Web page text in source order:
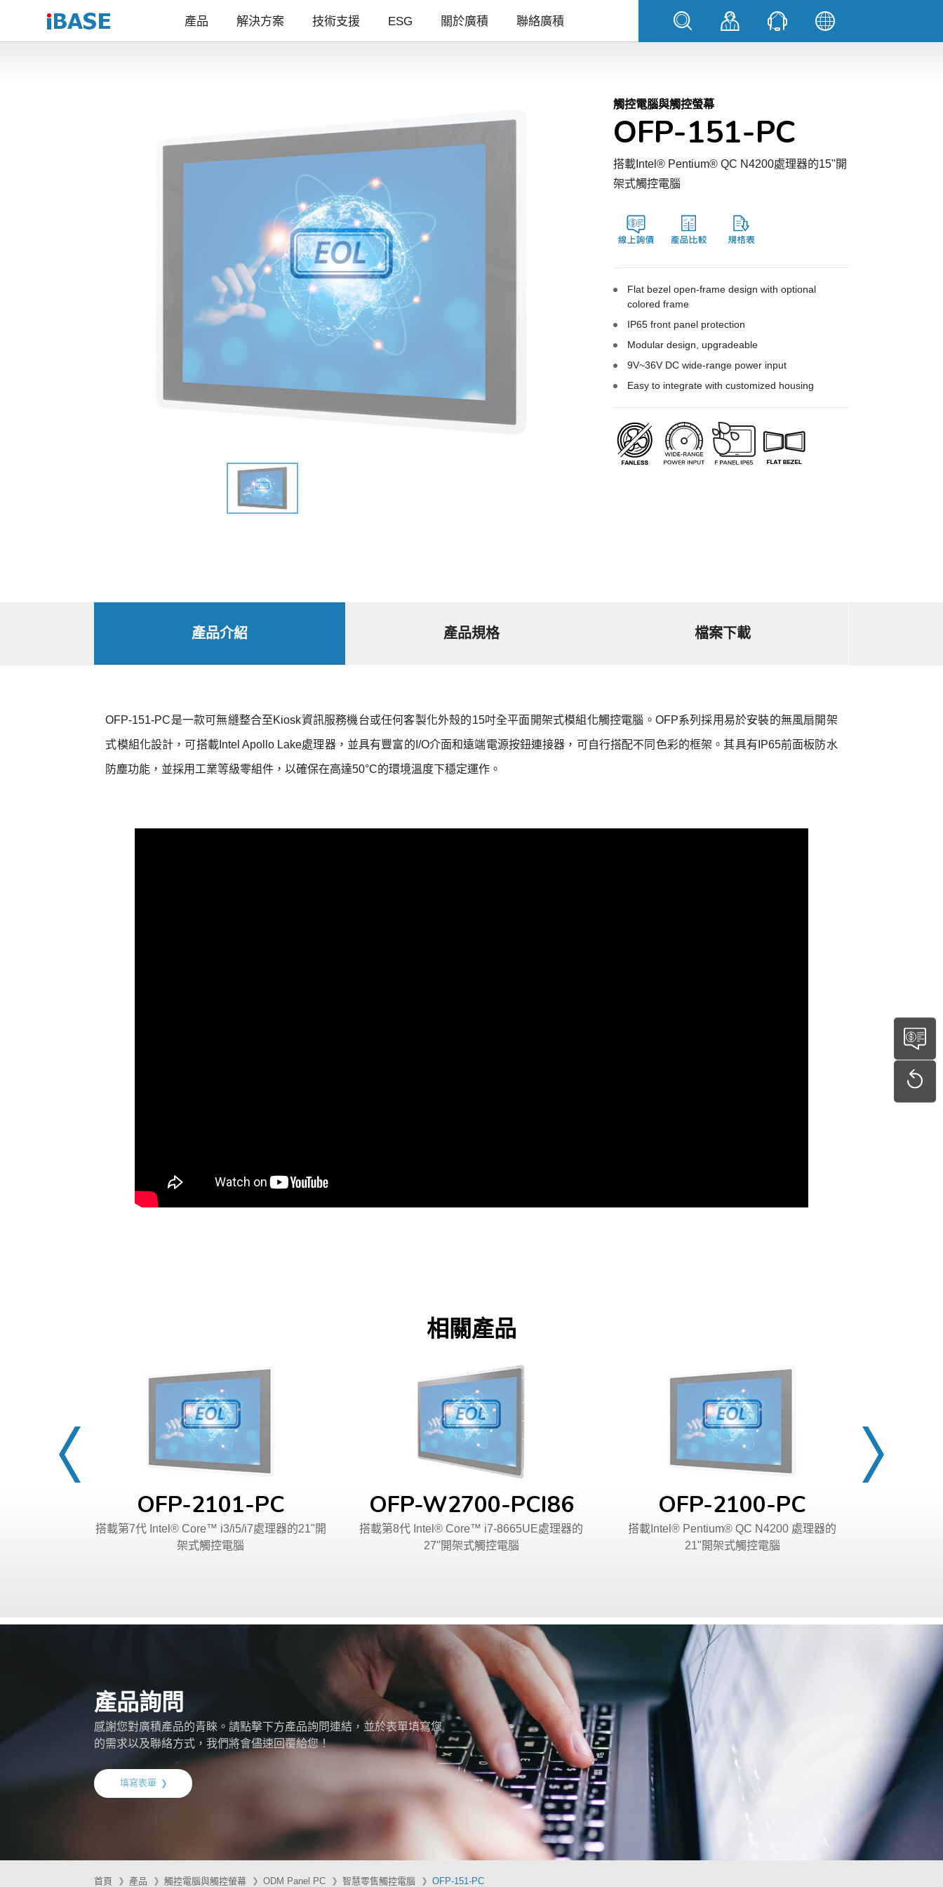
產品 解決方案 技術支援 ESG 關於廣積 聯絡廣積
觸控電腦與觸控螢幕
OFP-151-PC
搭載Intel® Pentium® QC N4200處理器的15"開
架式觸控電腦
Flat bezel open-frame design with optional
colored frame
IP65 front panel protection
Modular design, upgradeable
9V~36V DC wide-range power input
Easy to integrate with customized housing
產品介紹 產品規格 檔案下載
OFP-151-PC是一款可無縫整合至Kiosk資訊服務機台或任何客製化外殼的15吋全平面開架式模組化觸控電腦。OFP系列採用易於安裝的無風扇開架
式模組化設計，可搭載Intel Apollo Lake處理器，並具有豐富的I/O介面和遠端電源按鈕連接器，可自行搭配不同色彩的框架。其具有IP65前面板防水
防塵功能，並採用工業等級零組件，以確保在高達50°C的環境溫度下穩定運作。
相關產品
OFP-2101-PC
搭載第7代 Intel® Core™ i3/i5/i7處理器的21"開
架式觸控電腦
OFP-W2700-PCI86
搭載第8代 Intel® Core™ i7-8665UE處理器的
27"開架式觸控電腦
OFP-2100-PC
搭載Intel® Pentium® QC N4200 處理器的
21"開架式觸控電腦
產品詢問
感謝您對廣積產品的青睞。請點擊下方產品詢問連結，並於表單填寫您
的需求以及聯絡方式，我們將會儘速回覆給您！
填寫表單
首頁 產品 觸控電腦與觸控螢幕 ODM Panel PC 智慧零售觸控電腦 OFP-151-PC